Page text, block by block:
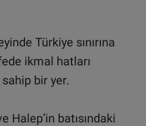
Türkiye sınırına
ikmal hatları
bir yer.
Halep’in batısındaki